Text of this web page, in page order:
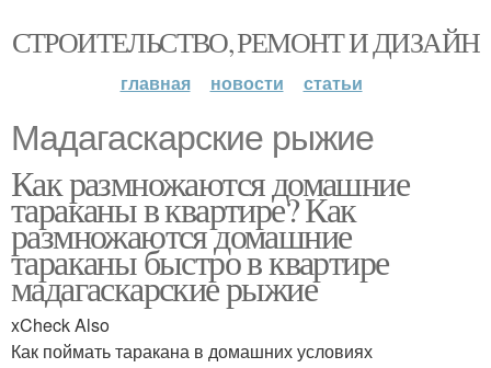
СТРОИТЕЛЬСТВО, РЕМОНТ И ДИЗАЙН
главная новости статьи
Мадагаскарские рыжие
Как размножаются домашние
тараканы в квартире? Как
размножаются домашние
тараканы быстро в квартире
мадагаскарские рыжие
xCheck Also
Как поймать таракана в домашних условиях